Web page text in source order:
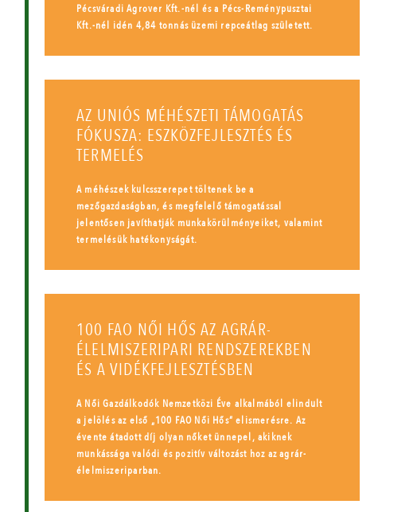
Pécsváradi Agrover Kft.-nél és a Pécs-Reménypusztai
Kft.-nél idén 4,84 tonnás üzemi repceátlag született.
AZ UNIÓS MÉHÉSZETI TÁMOGATÁS
FÓKUSZA: ESZKÖZFEJLESZTÉS ÉS
TERMELÉS
A méhészek kulcsszerepet töltenek be a
mezőgazdaságban, és megfelelő támogatással
jelentősen javíthatják munkakörülményeiket, valamint
termelésük hatékonyságát.
100 FAO NŐI HŐS AZ AGRÁR-
ÉLELMISZERIPARI RENDSZEREKBEN
ÉS A VIDÉKFEJLESZTÉSBEN
A Női Gazdálkodók Nemzetközi Éve alkalmából elindult
a jelölés az első „100 FAO Női Hős” elismerésre. Az
évente átadott díj olyan nőket ünnepel, akiknek
munkássága valódi és pozitív változást hoz az agrár-
élelmiszeriparban.